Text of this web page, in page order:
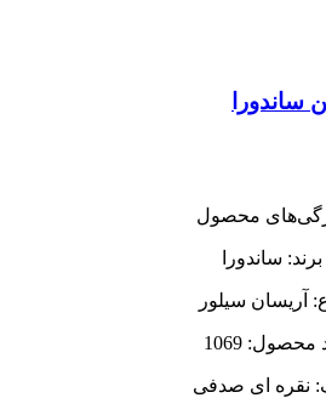
ساندورا
محصول
برند: ساندورا
آریسان سیلور
محصول: 1069
نقره ای صدفی